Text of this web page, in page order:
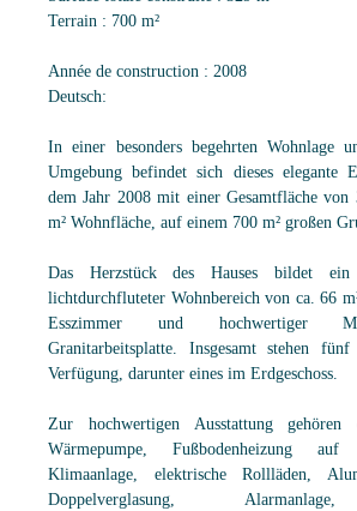
Terrain : 700 m²
Année de construction : 2008
Deutsch:
In einer besonders begehrten Wohnlage
Umgebung befindet sich dieses elegante
dem Jahr 2008 mit einer Gesamtfläche von
m² Wohnfläche, auf einem 700 m² großen
Das Herzstück des Hauses bildet ein
lichtdurchfluteter Wohnbereich von ca. 66
Esszimmer und hochwertiger
Granitarbeitsplatte. Insgesamt stehen
Verfügung, darunter eines im Erdgeschoss.
Zur hochwertigen Ausstattung gehören
Wärmepumpe, Fußbodenheizung auf
Klimaanlage, elektrische Rollläden,
Doppelverglasung,